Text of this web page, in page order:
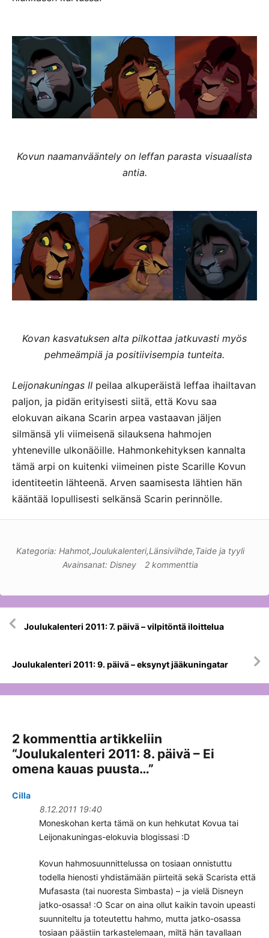
Kovun naamanvääntely on leffan parasta visuaalista
antia.
Kovan kasvatuksen alta pilkottaa jatkuvasti myös
pehmeämpiä ja positiivisempia tunteita.
Leijonakuningas II peilaa alkuperäistä leffaa ihailtavan
paljon, ja pidän erityisesti siitä, että Kovu saa
elokuvan aikana Scarin arpea vastaavan jäljen
silmänsä yli viimeisenä silauksena hahmojen
yhteneville ulkonäöille. Hahmonkehityksen kannalta
tämä arpi on kuitenki viimeinen piste Scarille Kovun
identiteetin lähteenä. Arven saamisesta lähtien hän
kääntää lopullisesti selkänsä Scarin perinnölle.
Kategoria: Hahmot,Joulukalenteri,Länsiviihde,Taide ja tyyli
Avainsanat: Disney 2 kommenttia
selausJoulukalenteri 2011: 7. päivä – vilpitöntä iloittelua
Joulukalenteri 2011: 9. päivä – eksynyt jääkuningatar
2 kommenttia artikkeliin
“Joulukalenteri 2011: 8. päivä – Ei
omena kauas puusta…”
Cilla
8.12.2011 19:40
Moneskohan kerta tämä on kun hehkutat Kovua tai
Leijonakuningas-elokuvia blogissasi :D
Kovun hahmosuunnittelussa on tosiaan onnistuttu
todella hienosti yhdistämään piirteitä sekä Scarista että
Mufasasta (tai nuoresta Simbasta) – ja vielä Disneyn
jatko-osassa! :O Scar on aina ollut kaikin tavoin upeasti
suunniteltu ja toteutettu hahmo, mutta jatko-osassa
tosiaan päästiin tarkastelemaan, miltä hän tavallaan